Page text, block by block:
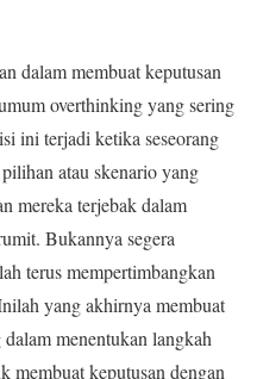
dalam membuat keputusan
overthinking yang sering
ini terjadi ketika seseorang
atau skenario yang
mereka terjebak dalam
Bukannya segera
terus mempertimbangkan
yang akhirnya membuat
menentukan langkah
membuat keputusan dengan